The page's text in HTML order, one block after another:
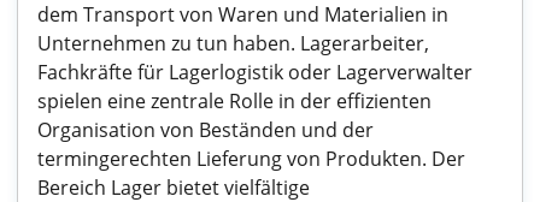
dem Transport von Waren und Materialien in
Unternehmen zu tun haben. Lagerarbeiter,
Fachkräfte für Lagerlogistik oder Lagerverwalter
spielen eine zentrale Rolle in der effizienten
Organisation von Beständen und der
termingerechten Lieferung von Produkten. Der
Bereich Lager bietet vielfältige